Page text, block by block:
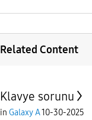
Related Content
Klavye sorunu
in Galaxy A10-30-2025